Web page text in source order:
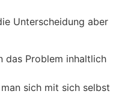
Unterscheidung aber
das Problem inhaltlich
sich mit sich selbst